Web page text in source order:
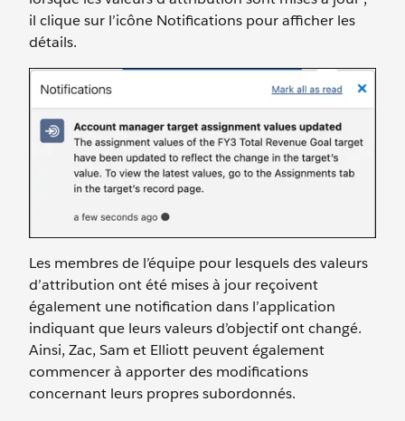
il clique sur l’icône Notifications pour afficher les
détails.
Les membres de l’équipe pour lesquels des valeurs
d’attribution ont été mises à jour reçoivent
également une notification dans l’application
indiquant que leurs valeurs d’objectif ont changé.
Ainsi, Zac, Sam et Elliott peuvent également
commencer à apporter des modifications
concernant leurs propres subordonnés.